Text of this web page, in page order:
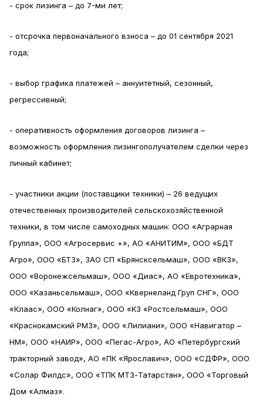
- срок лизинга – до 7-ми лет;
- отсрочка первоначального взноса – до 01 сентября 2021
года;
- выбор графика платежей – аннуитетный, сезонный,
регрессивный;
- оперативность оформления договоров лизинга –
возможность оформления лизингополучателем сделки через
личный кабинет;
- участники акции (поставщики техники) – 26 ведущих
отечественных производителей сельскохозяйственной
техники, в том числе самоходных машин: ООО «Аграрная
Группа», ООО «Агросервис +», АО «АНИТИМ», ООО «БДТ
Агро», ООО «БТЗ», ЗАО СП «Брянсксельмаш», ООО «ВКЗ»,
ООО «Воронежсельмаш», ООО «Диас», АО «Евротехника»,
ООО «Казаньсельмаш», ООО «Квернеланд Груп СНГ», ООО
«Клаас», ООО «Колнаг», ООО «КЗ «Ростсельмаш», ООО
«Краснокамский РМЗ», ООО «Лилиани», ООО «Навигатор –
НМ», ООО «НАИР», ООО «Пегас-Агро», АО «Петербургский
тракторный завод», АО «ПК «Ярославич», ООО «СДФР», ООО
«Солар Филдс», ООО «ТПК МТЗ-Татарстан», ООО «Торговый
Дом «Алмаз».